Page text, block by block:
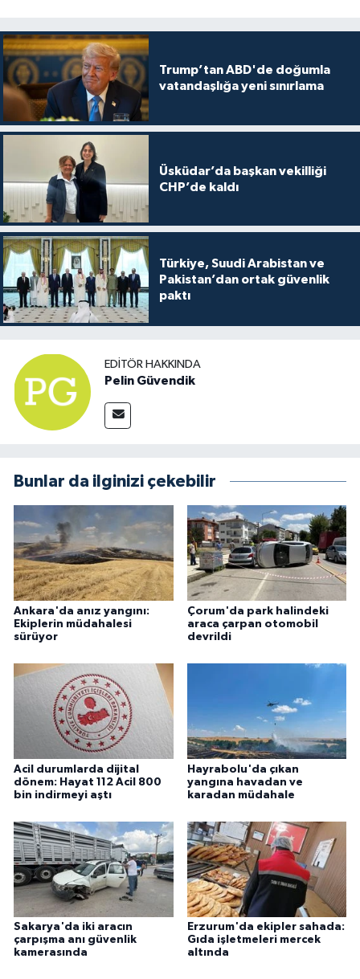
Trump’tan ABD'de doğumla
vatandaşlığa yeni sınırlama
Üsküdar’da başkan vekilliği
CHP’de kaldı
Türkiye, Suudi Arabistan ve
Pakistan’dan ortak güvenlik
paktı
EDITÖR HAKKINDA
Pelin Güvendik
Bunlar da ilginizi çekebilir
Ankara'da anız yangını:
Ekiplerin müdahalesi
sürüyor
Çorum'da park halindeki
araca çarpan otomobil
devrildi
Acil durumlarda dijital
dönem: Hayat 112 Acil 800
bin indirmeyi aştı
Hayrabolu'da çıkan
yangına havadan ve
karadan müdahale
Sakarya'da iki aracın
çarpışma anı güvenlik
kamerasında
Erzurum'da ekipler sahada:
Gıda işletmeleri mercek
altında